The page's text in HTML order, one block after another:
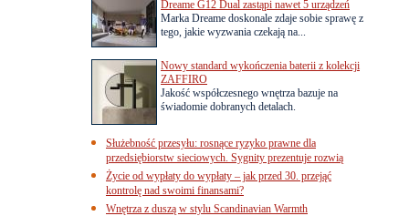
Dreame G12 Dual zastąpi nawet 5 urządzeń
Marka Dreame doskonale zdaje sobie sprawę z
tego, jakie wyzwania czekają na...
Nowy standard wykończenia baterii z kolekcji
ZAFFIRO
Jakość współczesnego wnętrza bazuje na
świadomie dobranych detalach.
Służebność przesyłu: rosnące ryzyko prawne dla
przedsiębiorstw sieciowych. Sygnity prezentuje rozwią
Życie od wypłaty do wypłaty – jak przed 30. przejąć
kontrolę nad swoimi finansami?
Wnętrza z duszą w stylu Scandinavian Warmth